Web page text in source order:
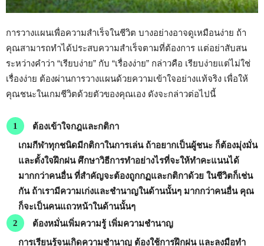
การวางแผนเพื่อความสำเร็จในชีวิต บางอย่างอาจดูเหมือนง่าย ถ้า
คุณสามารถทำได้ประสบความสำเร็จตามที่ต้องการ แต่อย่าสับสน
ระหว่างคำว่า “เรียบง่าย” กับ “เรื่องง่าย” กล่าวคือ เรียบง่ายแต่ไม่ใช่
เรื่องง่าย ต้องผ่านการวางแผนด้วยความเข้าใจอย่างแท้จริง เพื่อให้
คุณชนะในเกมชีวิตด้วยตัวของคุณเอง ดังจะกล่าวต่อไปนี้
ต้องเข้าใจกฎและกติกา
เกมกีฬาทุกชนิดมีกติกาในการเล่น ถ้าอยากเป็นผู้ชนะ ก็ต้องมุ่งมั่น
และตั้งใจฝึกฝน ศึกษาวิธีการทำอย่างไรที่จะให้ทำคะแนนได้
มากกว่าคนอื่น ที่สำคัญจะต้องถูกกฏและกติกาด้วย ในชีวิตก็เช่น
กัน ถ้าเรามีความเก่งและชำนาญในด้านนั้นๆ มากกว่าคนอื่น คุณ
ก็จะเป็นคนแถวหน้าในด้านนั้นๆ
ต้องหมั่นเพิ่มความรู้ เพิ่มความชำนาญ
การเรียนรู้จนเกิดความชำนาญ ต้องใช้การฝึกฝน และลงมือทำ